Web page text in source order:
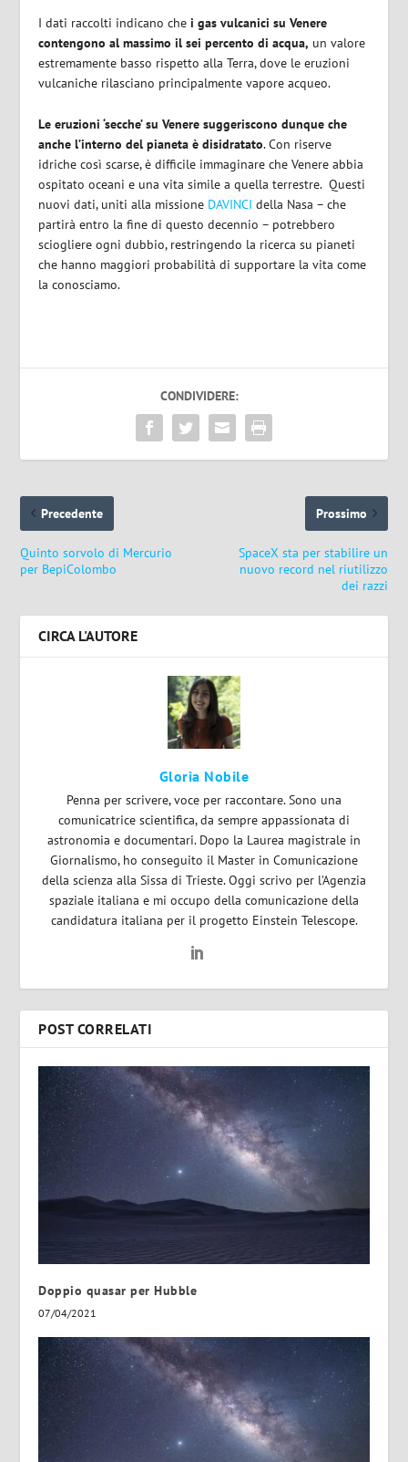
I dati raccolti indicano chei gas vulcanici su Venere
contengono al massimo il sei percento di acqua, un valore
estremamente basso rispetto alla Terra, dove le eruzioni
vulcaniche rilasciano principalmente vapore acqueo.
Le eruzioni ‘secche’ su Venere suggeriscono dunque che
anche l’interno del pianeta è disidratato. Con riserve
idriche così scarse, è difficile immaginare che Venere abbia
ospitato oceani e una vita simile a quella terrestre. Questi
nuovi dati, uniti alla missione DAVINCI della Nasa – che
partirà entro la fine di questo decennio – potrebbero
sciogliere ogni dubbio, restringendo la ricerca su pianeti
che hanno maggiori probabilità di supportare la vita come
la conosciamo.
CONDIVIDERE:
Precedente
Quinto sorvolo di Mercurio
per BepiColombo
Prossimo
SpaceX sta per stabilire un
nuovo record nel riutilizzo
dei razzi
CIRCA L'AUTORE
Gloria Nobile
Penna per scrivere, voce per raccontare. Sono una
comunicatrice scientifica, da sempre appassionata di
astronomia e documentari. Dopo la Laurea magistrale in
Giornalismo, ho conseguito il Master in Comunicazione
della scienza alla Sissa di Trieste. Oggi scrivo per l’Agenzia
spaziale italiana e mi occupo della comunicazione della
candidatura italiana per il progetto Einstein Telescope.
POST CORRELATI
Doppio quasar per Hubble
07/04/2021